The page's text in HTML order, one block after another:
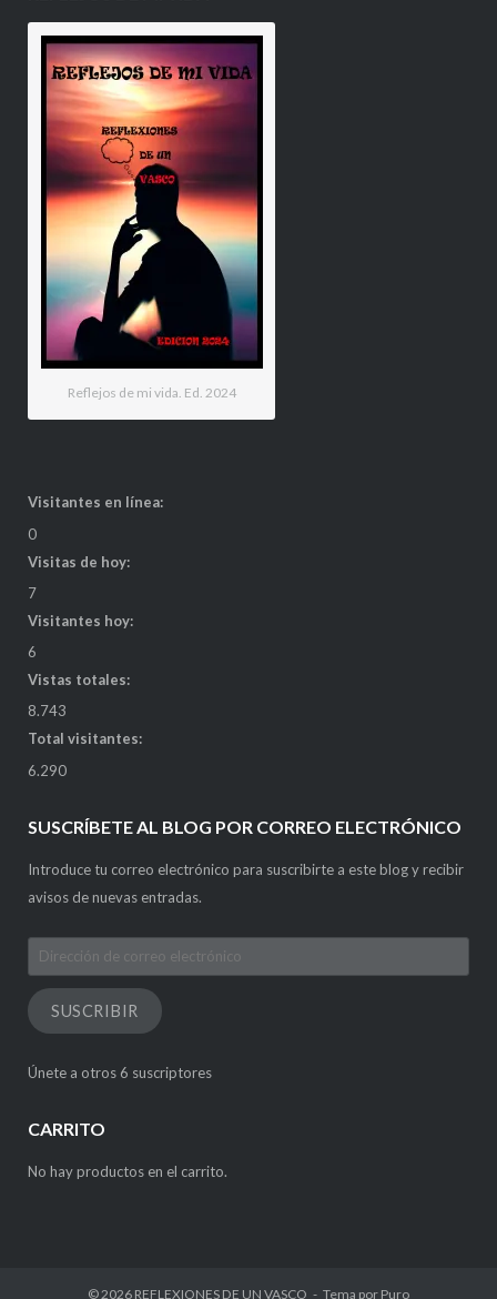
Reflejos de mi vida. Ed. 2024
Visitantes en línea:
0
Visitas de hoy:
7
Visitantes hoy:
6
Vistas totales:
8.743
Total visitantes:
6.290
SUSCRÍBETE AL BLOG POR CORREO ELECTRÓNICO
Introduce tu correo electrónico para suscribirte a este blog y recibir
avisos de nuevas entradas.
Dirección
de
correo
electrónico
SUSCRIBIR
Únete a otros 6 suscriptores
CARRITO
No hay productos en el carrito.
© 2026 REFLEXIONES DE UN VASCO Tema por Puro